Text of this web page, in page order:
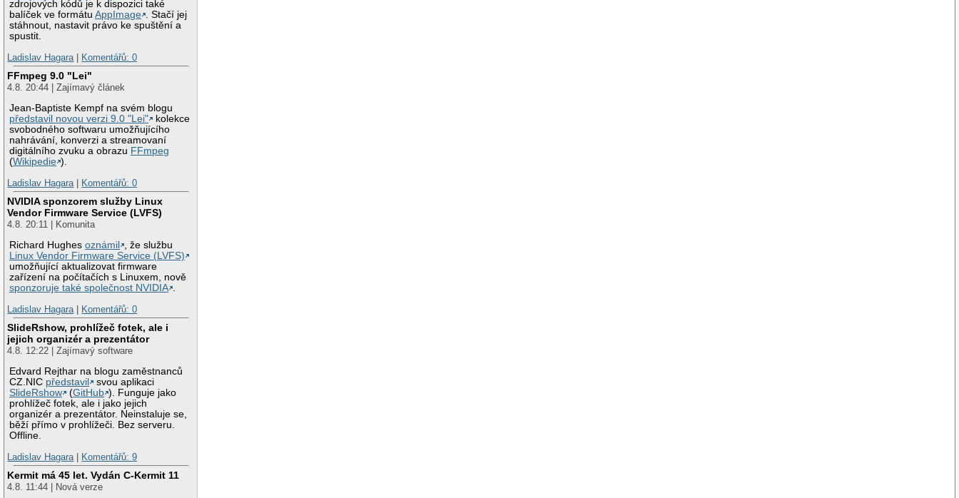
zdrojových kódů je k dispozici také
balíček ve formátuAppImage . Stačí jej
stáhnout, nastavit právo ke spuštění a
spustit.
Ladislav Hagara
Komentářů: 0
FFmpeg 9.0 "Lei"
4.8. 20:44 | Zajímavý článek
Jean-Baptiste Kempf na svém blogu
představil novou verzi 9.0 "Lei"
kolekce
svobodného softwaru umožňujícího
nahrávání, konverzi a streamovaní
digitálního zvuku a obrazu FFmpeg
(Wikipedie ).
Ladislav Hagara
Komentářů: 0
NVIDIA sponzorem služby Linux
Vendor Firmware Service (LVFS)
4.8. 20:11 | Komunita
Richard Hughesoznámil
, že službu
Linux Vendor Firmware Service (LVFS)
umožňující aktualizovat firmware
zařízení na počítačích s Linuxem, nově
sponzoruje také společnost NVIDIA .
Ladislav Hagara | Komentářů: 0
SlideRshow, prohlížeč fotek, ale i
jejich organizér a prezentátor
4.8. 12:22 | Zajímavý software
Edvard Rejthar na blogu zaměstnanců
CZ.NIC představil
svou aplikaci
SlideRshow
(GitHub ). Funguje jako
prohlížeč fotek, ale i jako jejich
organizér a prezentátor. Neinstaluje se,
běží přímo v prohlížeči. Bez serveru.
Offline.
Ladislav Hagara | Komentářů: 9
Kermit má 45 let. Vydán C-Kermit 11
4.8. 11:44 | Nová verze